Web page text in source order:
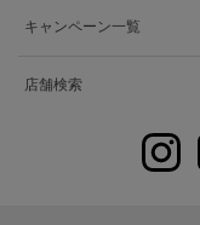
キャンペーン一覧
店舗検索